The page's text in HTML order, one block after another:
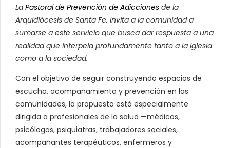
La Pastoral de Prevención de Adicciones de la
Arquidiócesis de Santa Fe, invita a la comunidad a
sumarse a este servicio que busca dar respuesta a una
realidad que interpela profundamente tanto a la Iglesia
como a la sociedad.
Con el objetivo de seguir construyendo espacios de
escucha, acompañamiento y prevención en las
comunidades, la propuesta está especialmente
dirigida a profesionales de la salud —médicos,
psicólogos, psiquiatras, trabajadores sociales,
acompañantes terapéuticos, enfermeros y